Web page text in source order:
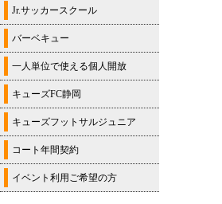
Jr.サッカースクール
バーベキュー
一人単位で使える個人開放
キューズFC静岡
キューズフットサルジュニア
コート年間契約
イベント利用ご希望の方